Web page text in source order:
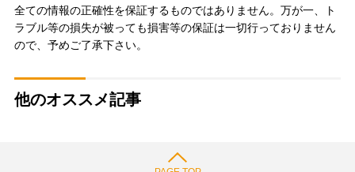
全ての情報の正確性を保証するものではありません。万が一、ト
ラブル等の損失が被っても損害等の保証は一切行っておりません
ので、予めご了承下さい。
他のオススメ記事